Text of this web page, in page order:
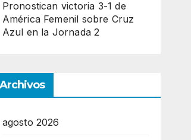
Pronostican victoria 3-1 de
América Femenil sobre Cruz
Azul en la Jornada 2
Archivos
agosto 2026